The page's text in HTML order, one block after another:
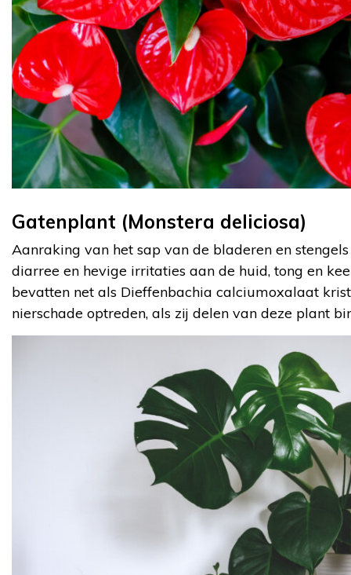
Gatenplant (Monstera deliciosa)
Aanraking van het sap van de bladeren en
diarree en hevige irritaties aan de huid, tong en
bevatten net als Dieffenbachia calciumoxalaat
nierschade optreden, als zij delen van deze plant